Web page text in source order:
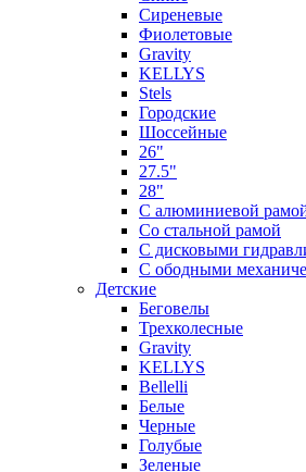
Сиреневые
Фиолетовые
Gravity
KELLYS
Stels
Городские
Шоссейные
26"
27.5"
28"
С алюминиевой
Со стальной рамой
С дисковыми
С ободными
Детские
Беговелы
Трехколесные
Gravity
KELLYS
Bellelli
Белые
Черные
Голубые
Зеленые